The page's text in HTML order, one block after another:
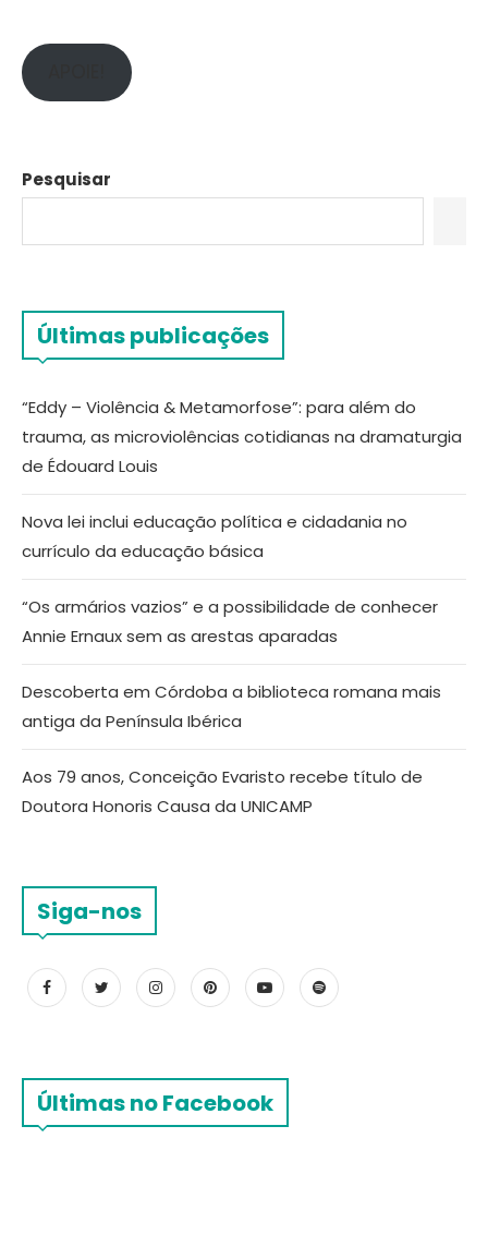
Pesquisar
Últimas publicações
“Eddy – Violência & Metamorfose”: para além do
trauma, as microviolências cotidianas na dramaturgia
de Édouard Louis
Nova lei inclui educação política e cidadania no
currículo da educação básica
“Os armários vazios” e a possibilidade de conhecer
Annie Ernaux sem as arestas aparadas
Descoberta em Córdoba a biblioteca romana mais
antiga da Península Ibérica
Aos 79 anos, Conceição Evaristo recebe título de
Doutora Honoris Causa da UNICAMP
Siga-nos
Últimas no Facebook